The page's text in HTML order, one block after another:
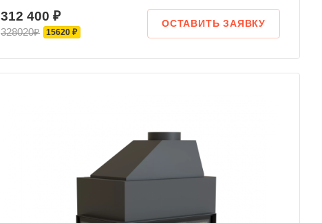
312 400 ₽
328020₽ 15620 ₽
ОСТАВИТЬ ЗАЯВКУ